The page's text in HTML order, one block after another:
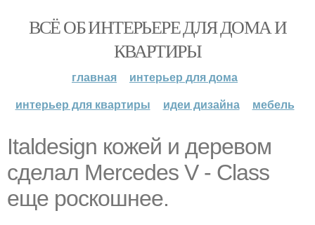
ВСЁ ОБ ИНТЕРЬЕРЕ ДЛЯ ДОМА И
КВАРТИРЫ
главная
интерьер для дома
интерьер для квартиры
идеи дизайна мебель
Italdesign кожей и деревом
сделал Mercedes V - Class
еще роскошнее.